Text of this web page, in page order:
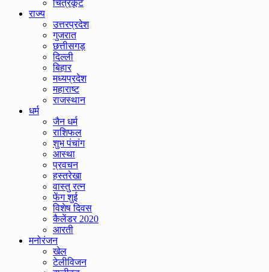
चित्रकूट
राज्य
उत्तरप्रदेश
गुजरात
छत्तीसगड़
दिल्ली
बिहार
मध्यप्रदेश
महाराष्ट
राजस्थान
धर्म
जैन धर्म
राशिफल
शुभ पंचांग
आस्था
प्रवचन
हस्तरेखा
वास्तु रत्न
फेंग शुई
विशेष दिवस
कैलेंडर 2020
आरती
मनोरंजन
खेल
टेलीविजन